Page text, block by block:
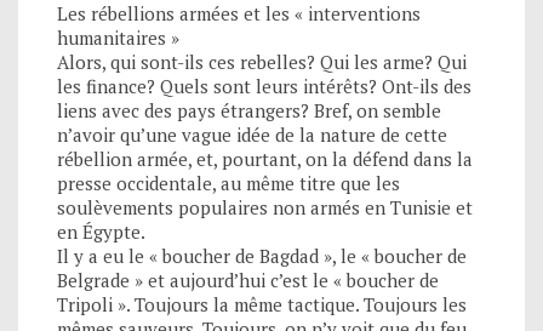
Les rébellions armées et les « interventions
humanitaires »
Alors, qui sont-ils ces rebelles? Qui les arme? Qui
les finance? Quels sont leurs intérêts? Ont-ils des
liens avec des pays étrangers? Bref, on semble
n’avoir qu’une vague idée de la nature de cette
rébellion armée, et, pourtant, on la défend dans la
presse occidentale, au même titre que les
soulèvements populaires non armés en Tunisie et
en Égypte.
Il y a eu le « boucher de Bagdad », le « boucher de
Belgrade » et aujourd’hui c’est le « boucher de
Tripoli ». Toujours la même tactique. Toujours les